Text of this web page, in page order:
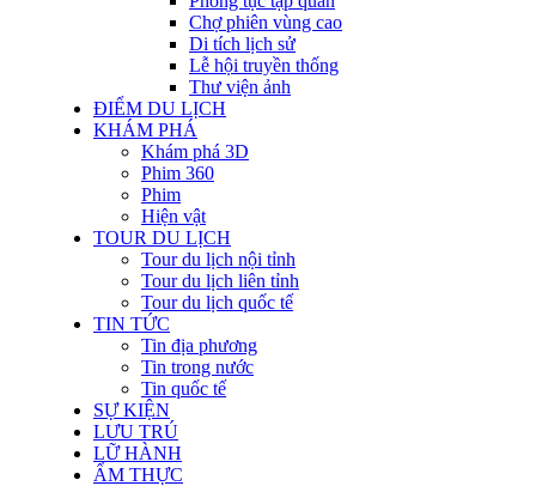
Chợ phiên vùng cao
Di tích lịch sử
Lễ hội truyền thống
Thư viện ảnh
ĐIỂM DU LỊCH
KHÁM PHÁ
Khám phá 3D
Phim 360
Phim
Hiện vật
TOUR DU LỊCH
Tour du lịch nội tỉnh
Tour du lịch liên tỉnh
Tour du lịch quốc tế
TIN TỨC
Tin địa phương
Tin trong nước
Tin quốc tế
SỰ KIỆN
LƯU TRÚ
LỮ HÀNH
ẨM THỰC